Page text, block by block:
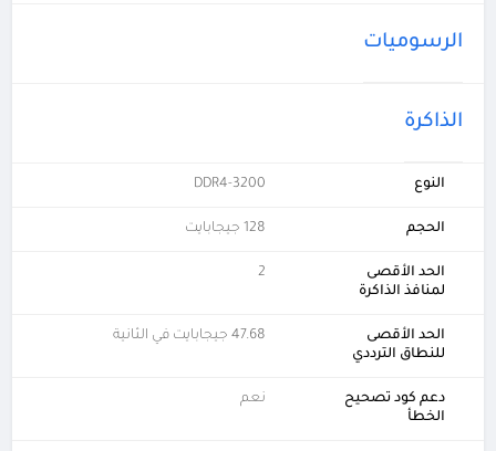
الرسوميات
الذاكرة
النوع DDR4-3200
الحجم 128 جيجابايت
الحد الأقصى
لمنافذ الذاكرة
الحد الأقصى
للنطاق الترددي
47.68 جيجابايت في الثانية
دعم كود تصحيح
الخطأ
نعم